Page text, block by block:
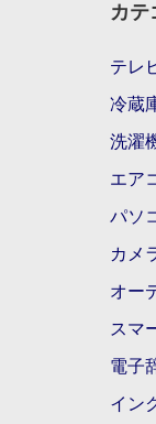
カテ
テレ
冷蔵
洗濯
エア
パソ
カメ
オー
スマ
電子
イン